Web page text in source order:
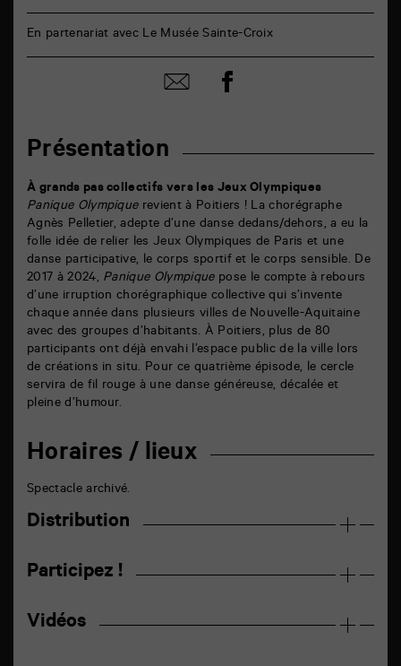
Présentation
À grands pas collectifs vers les Jeux Olympiques
Panique Olympiquerevient à Poitiers ! La chorégraphe
Agnès Pelletier, adepte d’une danse dedans/dehors, a eu la
folle idée de relier les Jeux Olympiques de Paris et une
danse participative, le corps sportif et le corps sensible. De
2017 à 2024, Panique Olympiquepose le compte à rebours
d’une irruption chorégraphique collective qui s’invente
chaque année dans plusieurs villes de Nouvelle-Aquitaine
avec des groupes d’habitants. À Poitiers, plus de 80
participants ont déjà envahi l’espace public de la ville lors
de créations in situ. Pour ce quatrième épisode, le cercle
servira de fil rouge à une danse généreuse, décalée et
pleine d’humour.
Horaires / lieux
Spectacle archivé.
Distribution
Participez !
Vidéos
En partenariat avec Le Musée Sainte-Croix
Partager
par
Partager
sur